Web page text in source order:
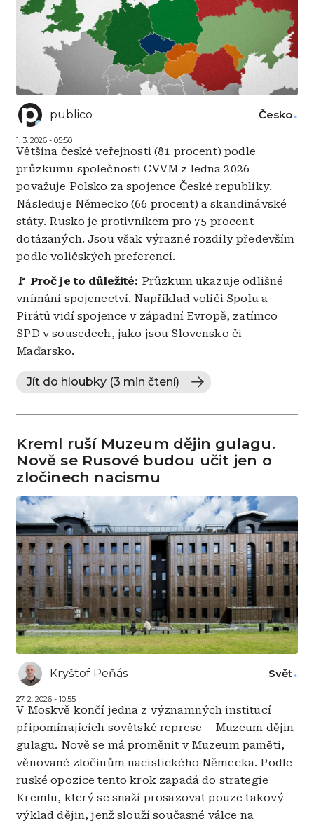
publico
1. 3. 2026 - 05:50
Česko
Většina české veřejnosti (81 procent) podle
průzkumu společnosti CVVM z ledna 2026
považuje Polsko za spojence České republiky.
Následuje Německo (66 procent) a skandinávské
státy. Rusko je protivníkem pro 75 procent
dotázaných. Jsou však výrazné rozdíly především
podle voličských preferencí.
🚩 Proč je to důležité: Průzkum ukazuje odlišné
vnímání spojenectví. Například voliči Spolu a
Pirátů vidí spojence v západní Evropě, zatímco
SPD v sousedech, jako jsou Slovensko či
Maďarsko.
Jít do hloubky (3 min čtení)
Kreml ruší Muzeum dějin gulagu.
Nově se Rusové budou učit jen o
zločinech nacismu
Kryštof Peňás
27. 2. 2026 - 10:55
Svět
V Moskvě končí jedna z významných institucí
připomínajících sovětské represe – Muzeum dějin
gulagu. Nově se má proměnit v Muzeum paměti,
věnované zločinům nacistického Německa. Podle
ruské opozice tento krok zapadá do strategie
Kremlu, který se snaží prosazovat pouze takový
výklad dějin, jenž slouží současné válce na